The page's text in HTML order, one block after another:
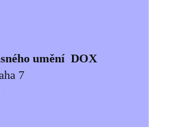
umění DOX
7